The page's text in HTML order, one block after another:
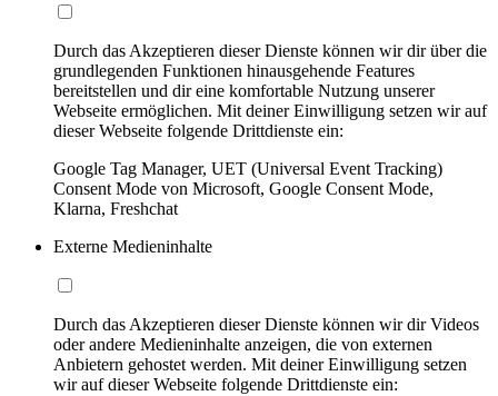
Durch das Akzeptieren dieser Dienste können wir dir über die
grundlegenden Funktionen hinausgehende Features
bereitstellen und dir eine komfortable Nutzung unserer
Webseite ermöglichen. Mit deiner Einwilligung setzen wir auf
dieser Webseite folgende Drittdienste ein:
Google Tag Manager, UET (Universal Event Tracking)
Consent Mode von Microsoft, Google Consent Mode,
Klarna, Freshchat
Externe Medieninhalte
Durch das Akzeptieren dieser Dienste können wir dir Videos
oder andere Medieninhalte anzeigen, die von externen
Anbietern gehostet werden. Mit deiner Einwilligung setzen
wir auf dieser Webseite folgende Drittdienste ein: